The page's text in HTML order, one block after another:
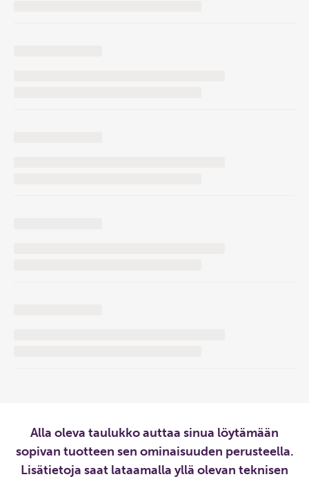
Alla oleva taulukko auttaa sinua löytämään
sopivan tuotteen sen ominaisuuden perusteella.
Lisätietoja saat lataamalla yllä olevan teknisen